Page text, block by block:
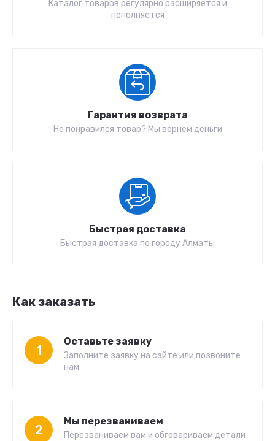
Каталог товаров регулярно расширяется и
пополняется
Гарантия возврата
Не понравился товар? Мы вернем деньги
Быстрая доставка
Быстрая доставка по городу Алматы
Как заказать
1
Оставьте заявку
Заполните заявку на сайте или позвоните
нам
2
Мы перезваниваем
Перезваниваем вам и обговариваем детали